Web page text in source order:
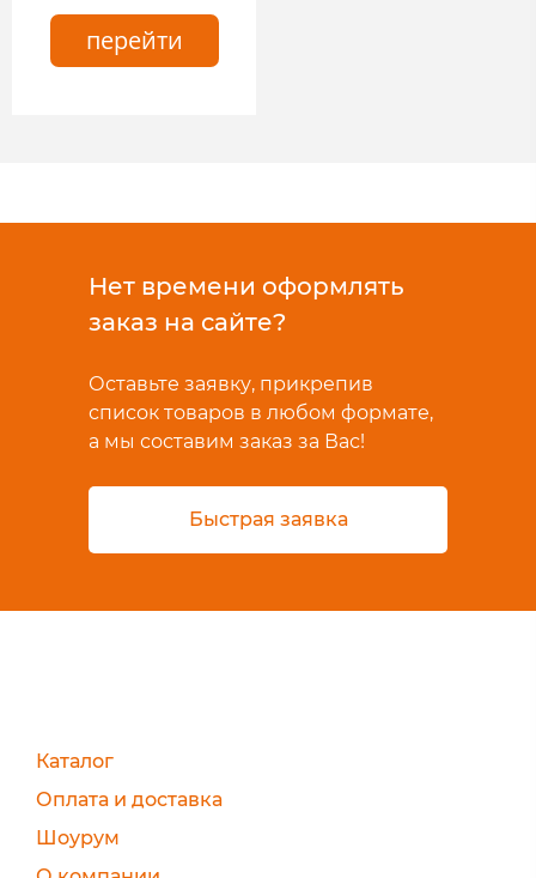
перейти
Нет времени оформлять
заказ на сайте?
Оставьте заявку, прикрепив
список товаров в любом формате,
а мы составим заказ за Вас!
Быстрая заявка
Каталог
Оплата и доставка
Шоурум